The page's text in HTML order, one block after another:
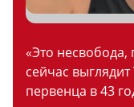
«Это несвобода,
сейчас
первенца в 43